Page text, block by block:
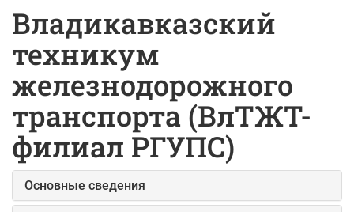
Владикавказский
техникум
железнодорожного
транспорта (ВлТЖТ-
филиал РГУПС)
Основные сведения